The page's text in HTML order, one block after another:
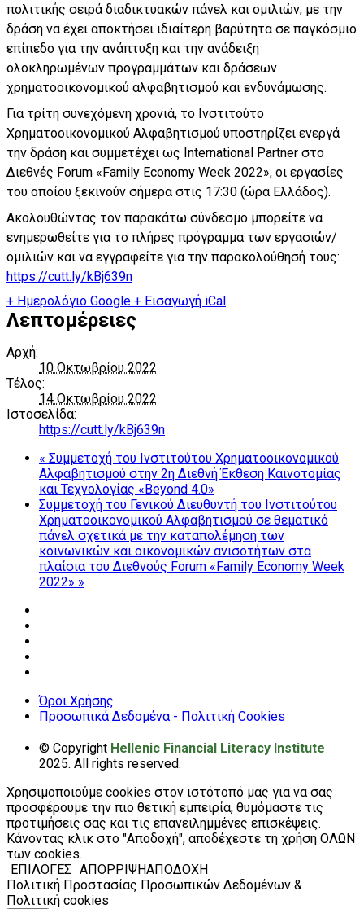
πολιτικής σειρά διαδικτυακών πάνελ και ομιλιών, με την
δράση να έχει αποκτήσει ιδιαίτερη βαρύτητα σε παγκόσμιο
επίπεδο για την ανάπτυξη και την ανάδειξη
ολοκληρωμένων προγραμμάτων και δράσεων
χρηματοοικονομικού αλφαβητισμού και ενδυνάμωσης.
Για τρίτη συνεχόμενη χρονιά, το Ινστιτούτο
Χρηματοοικονομικού Αλφαβητισμού υποστηρίζει ενεργά
την δράση και συμμετέχει ως International Partner στο
Διεθνές Forum «Family Economy Week 2022», οι εργασίες
του οποίου ξεκινούν σήμερα στις 17:30 (ώρα Ελλάδος).
Ακολουθώντας τον παρακάτω σύνδεσμο μπορείτε να
ενημερωθείτε για το πλήρες πρόγραμμα των εργασιών/
ομιλιών και να εγγραφείτε για την παρακολούθησή τους:
https://cutt.ly/kBj639n
+ Ημερολόγιο Google + Εισαγωγή iCal
Λεπτομέρειες
Αρχή:
10 Οκτωβρίου 2022
Τέλος:
14 Οκτωβρίου 2022
Ιστοσελίδα:
https://cutt.ly/kBj639n
« Συμμετοχή του Ινστιτούτου Χρηματοοικονομικού
Αλφαβητισμού στην 2η Διεθνή Έκθεση Καινοτομίας
και Τεχνολογίας «Beyond 4.0»
Συμμετοχή του Γενικού Διευθυντή του Ινστιτούτου
Χρηματοοικονομικού Αλφαβητισμού σε θεματικό
πάνελ σχετικά με την καταπολέμηση των
κοινωνικών και οικονομικών ανισοτήτων στα
πλαίσια του Διεθνούς Forum «Family Economy Week
2022» »
Όροι Χρήσης
Προσωπικά Δεδομένα - Πολιτική Cookies
© Copyright Hellenic Financial Literacy Institute
2025. All rights reserved.
Χρησιμοποιούμε cookies στον ιστότοπό μας για να σας
προσφέρουμε την πιο θετική εμπειρία, θυμόμαστε τις
προτιμήσεις σας και τις επανειλημμένες επισκέψεις.
Κάνοντας κλικ στο "Αποδοχή", αποδέχεστε τη χρήση ΟΛΩΝ
των cookies.
ΕΠΙΛΟΓΕΣ ΑΠΟΡΡΙΨΗΑΠΟΔΟΧΗ
Πολιτική Προστασίας Προσωπικών Δεδομένων &
Πολιτική cookies